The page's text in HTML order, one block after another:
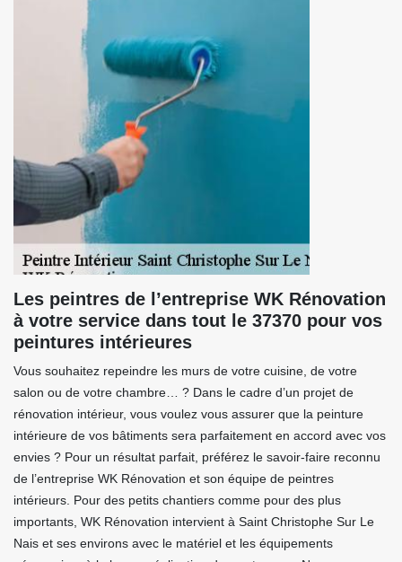
Les peintres de l’entreprise WK Rénovation
à votre service dans tout le 37370 pour vos
peintures intérieures
Vous souhaitez repeindre les murs de votre cuisine, de votre
salon ou de votre chambre… ? Dans le cadre d’un projet de
rénovation intérieur, vous voulez vous assurer que la peinture
intérieure de vos bâtiments sera parfaitement en accord avec vos
envies ? Pour un résultat parfait, préférez le savoir-faire reconnu
de l’entreprise WK Rénovation et son équipe de peintres
intérieurs. Pour des petits chantiers comme pour des plus
importants, WK Rénovation intervient à Saint Christophe Sur Le
Nais et ses environs avec le matériel et les équipements